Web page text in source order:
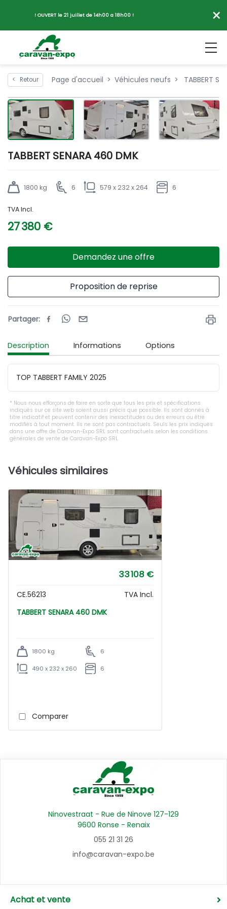
! OUVERT le 21 juillet de 14h00 a 18h00 ! ×
< Retour Page d'accueil Véhicules neufs TABBERT
TABBERT SENARA 460 DMK
1800 kg 6 579 x 232 x 264 6
TVA Incl.
27 380 €
Demandez une offre
Proposition de reprise
Partager:
Description Informations Options
TOP TABBERT FAMILY 2025
Nous nous efforçons de faire en sorte que tous les prix et spécifications
indiqués sur ce site web soient aussi précis que possible. Ils sont donnés à
titre indicatif et peuvent contenir des inexactitudes ou des erreurs ou être
modifiés à tout moment. Ils ne sont pas contractuels. Seuls les prix indiqués
dans une offre de Caravan-Expo SRL sont contractuels selon les conditions
générales de vente de Caravan-Expo SRL.
Véhicules similaires
33 108 €
CE.56213
TVA Incl.
TABBERT SENARA 460 DMK
1800 kg 6
490 x 232 x 260 6
Comparer
Ninovestraat - Rue de Ninove 127-129
9600 Ronse - Renaix
055 21 31 26
info@caravan-expo.be
Achat et vente